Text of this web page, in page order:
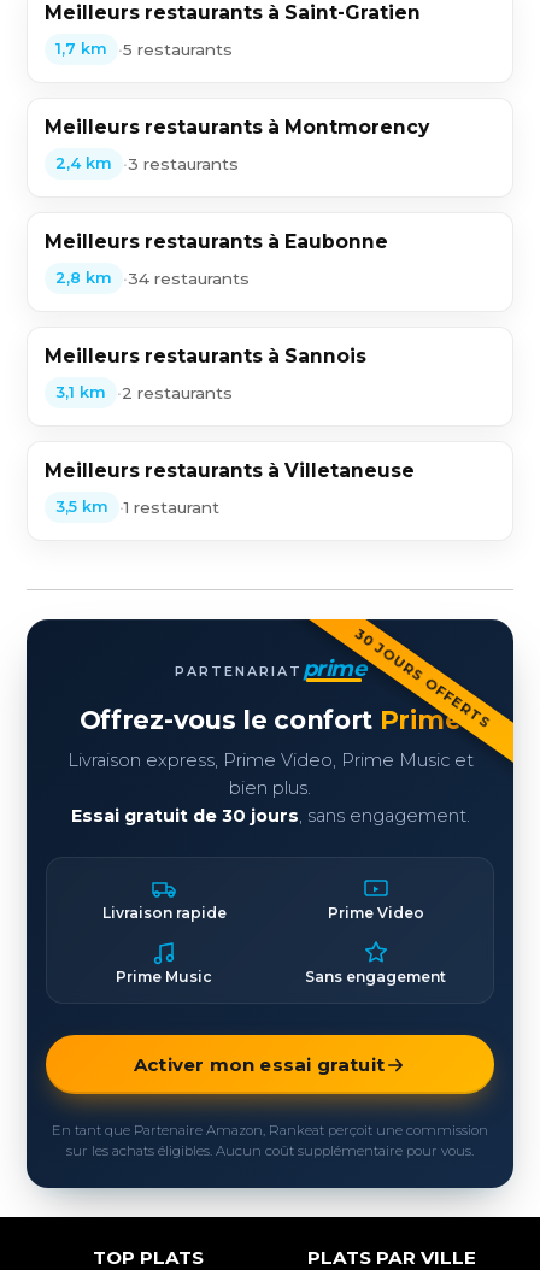
Meilleurs restaurants à Saint-Gratien
1,7 km •5 restaurants
Meilleurs restaurants à Montmorency
2,4 km •3 restaurants
Meilleurs restaurants à Eaubonne
2,8 km •34 restaurants
Meilleurs restaurants à Sannois
3,1 km •2 restaurants
Meilleurs restaurants à Villetaneuse
3,5 km •1 restaurant
30 JOURS OFFERTS
PARTENARIAT prime
Offrez-vous le confort Prime
Livraison express, Prime Video, Prime Music et
bien plus.
Essai gratuit de 30 jours, sans engagement.
Livraison rapide Prime Video
Prime Music Sans engagement
Activer mon essai gratuit
En tant que Partenaire Amazon, Rankeat perçoit une commission
sur les achats éligibles. Aucun coût supplémentaire pour vous.
TOP PLATS PLATS PAR VILLE